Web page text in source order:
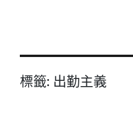
標籤: 出勤主義